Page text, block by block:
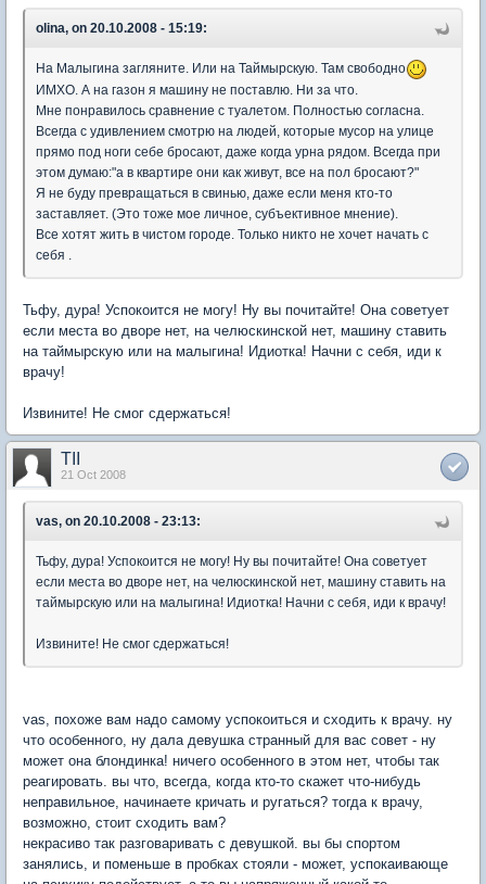
olina, on 20.10.2008 - 15:19:
На Малыгина загляните. Или на Таймырскую. Там свободно
ИМХО. А на газон я машину не поставлю. Ни за что.
Мне понравилось сравнение с туалетом. Полностью согласна.
Всегда с удивлением смотрю на людей, которые мусор на улице
прямо под ноги себе бросают, даже когда урна рядом. Всегда при
этом думаю:"а в квартире они как живут, все на пол бросают?"
Я не буду превращаться в свинью, даже если меня кто-то
заставляет. (Это тоже мое личное, субъективное мнение).
Все хотят жить в чистом городе. Только никто не хочет начать с
себя .
Тьфу, дура! Успокоится не могу! Ну вы почитайте! Она советует
если места во дворе нет, на челюскинской нет, машину ставить
на таймырскую или на малыгина! Идиотка! Начни с себя, иди к
врачу!
Извините! Не смог сдержаться!
TII
21 Oct 2008
vas, on 20.10.2008 - 23:13:
Тьфу, дура! Успокоится не могу! Ну вы почитайте! Она советует
если места во дворе нет, на челюскинской нет, машину ставить на
таймырскую или на малыгина! Идиотка! Начни с себя, иди к врачу!
Извините! Не смог сдержаться!
vas, похоже вам надо самому успокоиться и сходить к врачу. ну
что особенного, ну дала девушка странный для вас совет - ну
может она блондинка! ничего особенного в этом нет, чтобы так
реагировать. вы что, всегда, когда кто-то скажет что-нибудь
неправильное, начинаете кричать и ругаться? тогда к врачу,
возможно, стоит сходить вам?
некрасиво так разговаривать с девушкой. вы бы спортом
занялись, и поменьше в пробках стояли - может, успокаивающе